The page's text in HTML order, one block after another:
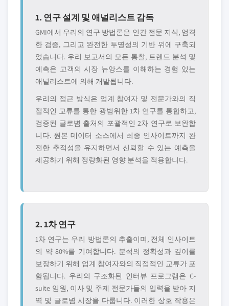
1. 연구 설계 및 애널리스트 감독
GMI에서 우리의 연구 방법론은 인간 전문 지식, 엄격
한 검증, 그리고 완전한 투명성의 기반 위에 구축되
었습니다. 우리 보고서의 모든 통찰, 트렌드 분석 및
예측은 고객의 시장 뉴앙스를 이해하는 경험 있는
애널리스트에 의해 개발됩니다.
우리의 접근 방식은 업계 참여자 및 전문가와의 직
접적인 교류를 통한 광범위한 1차 연구를 통합하고,
검증된 글로볌 출처의 포괄적인 2차 연구로 보완합
니다. 원본 데이터 소스에서 최종 인사이트까지 완
전한 추적성을 유지하면서 신뢰할 수 있는 예측을
제공하기 위해 정량화된 영향 분석을 적용합니다.
2. 1차 연구
1차 연구는 우리 방법론의 추출이며, 전체 인사이트
의 약 80%를 기여합니다. 분석의 정확성과 깊이를
보장하기 위해 업계 참여자와의 직접적인 교류가 포
함됩니다. 우리의 구조화된 인터뷰 프로그램은 C-
suite 임원, 이사 및 주제 전문가들의 입력을 받아 지
역 및 글로볌 시장을 다룹니다. 이러한 상호 작용은